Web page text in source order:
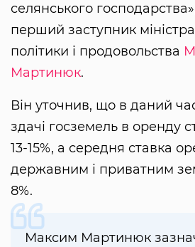
селянського
перший заступник
політики і продовольства
Мартинюк.
Він уточнив, що в даний
здачі госземель в оренду
13-15%, а середня ставка
державним і приватним
8%.
Максим Мартинюк